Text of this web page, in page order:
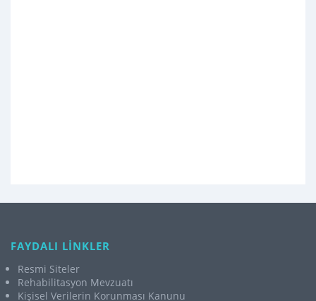
FAYDALI LİNKLER
Resmi Siteler
Rehabilitasyon Mevzuatı
Kişisel Verilerin Korunması Kanunu